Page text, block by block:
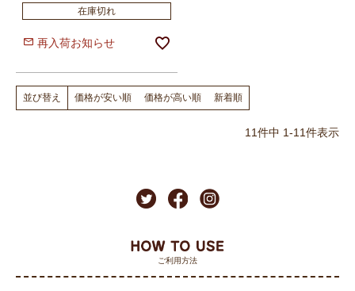
在庫切れ
再入荷お知らせ
並び替え 価格が安い順 価格が高い順 新着順
11件中 1-11件表示
ご利用方法